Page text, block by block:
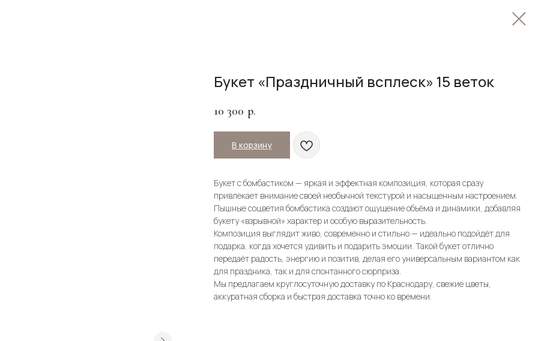
Букет «Праздничный всплеск» 15 веток
10 300 р.
В корзину
Букет с бомбастиком — яркая и эффектная композиция, которая сразу
привлекает внимание своей необычной текстурой и насыщенным настроением.
Пышные соцветия бомбастика создают ощущение объёма и динамики, добавляя
букету «взрывной» характер и особую выразительность.
Композиция выглядит живо, современно и стильно — идеально подойдёт для
подарка, когда хочется удивить и подарить эмоции. Такой букет отлично
передаёт радость, энергию и позитив, делая его универсальным вариантом как
для праздника, так и для спонтанного сюрприза.
Мы предлагаем круглосуточную доставку по Краснодару, свежие цветы,
аккуратная сборка и быстрая доставка точно ко времени.